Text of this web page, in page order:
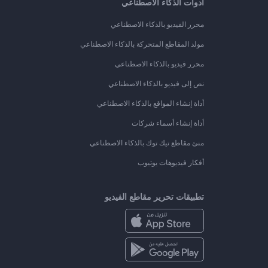
أدوات الذكاء الاصطناعي
محرر الفيديو بالذكاء الاصطناعي
مولد المقاطع المتحركة بالذكاء الاصطناعي
محرر فيديو بالذكاء الاصطناعي
نص إلى فيديو بالذكاء الاصطناعي
أداة إنشاء المواقع بالذكاء الاصطناعي
أداة إنشاء أسماء شركات
منئ مقاطع تيك توك بالذكاء الاصطناعي
أفكار فيديوهات يوتيوب
تطبيقات تحرير مقاطع الفيديو